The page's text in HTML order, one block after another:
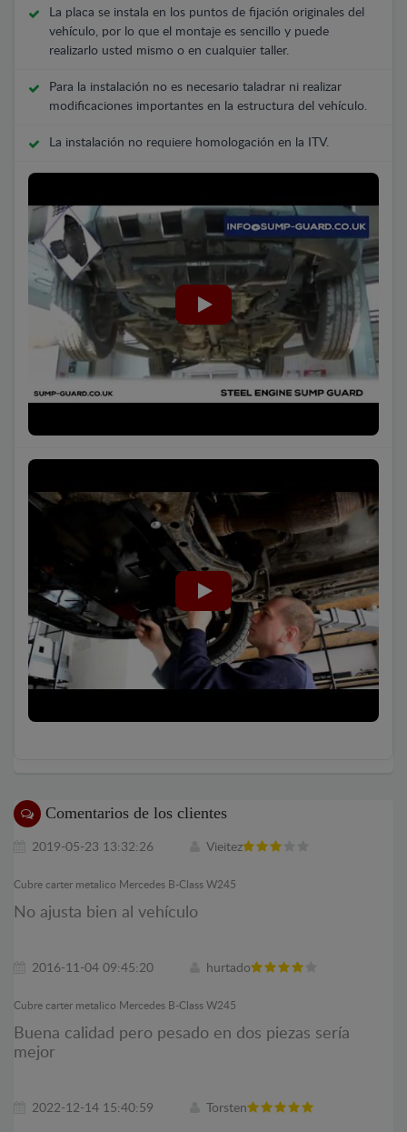
La placa se instala en los puntos de fijación originales del
vehículo, por lo que el montaje es sencillo y puede
realizarlo usted mismo o en cualquier taller.
Para la instalación no es necesario taladrar ni realizar
modificaciones importantes en la estructura del vehículo.
La instalación no requiere homologación en la ITV.
Comentarios de los clientes
2019-05-23 13:32:26 Vieitez
Cubre carter metalico Mercedes B-Class W245
No ajusta bien al vehículo
2016-11-04 09:45:20 hurtado
Cubre carter metalico Mercedes B-Class W245
Buena calidad pero pesado en dos piezas sería
mejor
2022-12-14 15:40:59 Torsten